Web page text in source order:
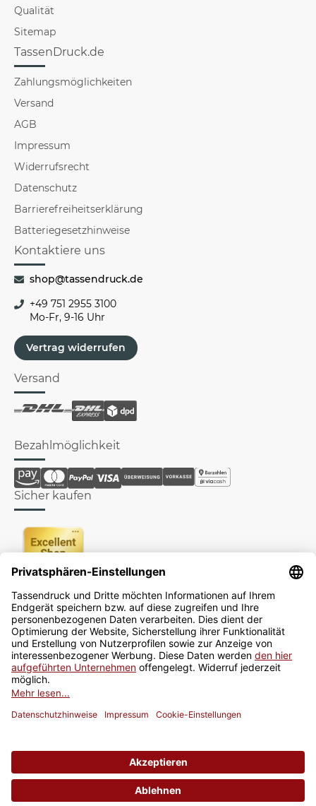
Qualität
Sitemap
TassenDruck.de
Zahlungsmöglichkeiten
Versand
AGB
Impressum
Widerrufsrecht
Datenschutz
Barrierefreiheitserklärung
Batteriegesetzhinweise
Kontaktiere uns
shop@tassendruck.de
+49 751 2955 3100
Mo-Fr, 9-16 Uhr
Vertrag widerrufen
Versand
Bezahlmöglichkeit
Sicher kaufen
Newsletter